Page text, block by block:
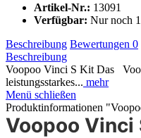
Artikel-Nr.: 13091
Verfügbar: Nur noch
Beschreibung Bewertungen 0
Beschreibung
Voopoo Vinci S Kit Das
leistungsstarkes... mehr
Menü schließen
Produktinformationen
Voopoo Vinci